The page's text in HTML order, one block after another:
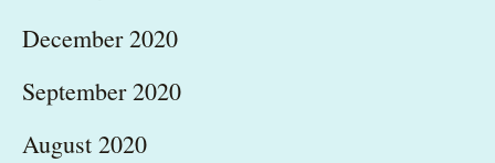
December 2020
September 2020
August 2020